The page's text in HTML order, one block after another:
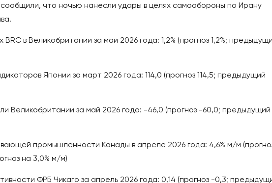
что ночью нанесли удары в целях самообороны по Ирану
BRC в Великобритании за май 2026 года: 1,2% (прогноз 1,2%;
Японии за март 2026 года: 114,0 (прогноз 114,5; предыдущий
Великобритании за май 2026 года: -46,0 (прогноз -60,0; предыдущий
промышленности Канады в апреле 2026 года: 4,6% м/м
на 3,0% м/м)
ФРБ Чикаго за апрель 2026 года: 0,14 (прогноз -0,3;